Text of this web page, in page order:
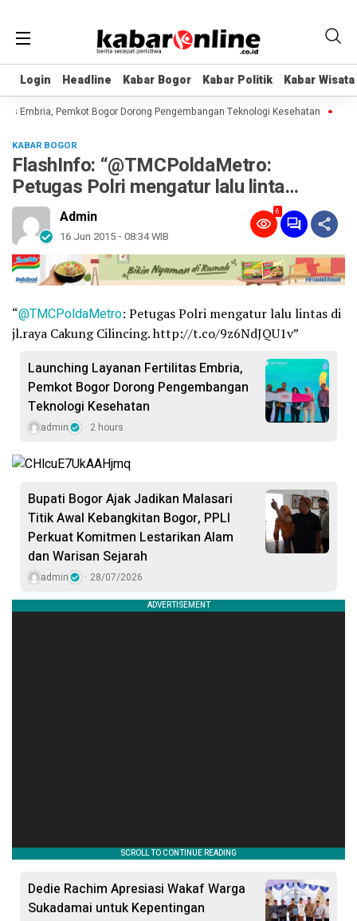
Login Headline Kabar Bogor Kabar Politik Kabar Wisata
Login Headline Kabar Bogor Kabar Politik Kabar Wisata
Embria, Pemkot Bogor Dorong Pengembangan Teknologi Kesehatan
KABAR BOGOR
FlashInfo: “@TMCPoldaMetro:
Petugas Polri mengatur lalu linta…
Admin
16 Jun 2015 - 08:34 WIB
6
“@TMCPoldaMetro: Petugas Polri mengatur lalu lintas di
jl.raya Cakung Cilincing. http://t.co/9z6NdJQU1v”
Launching Layanan Fertilitas Embria,
Pemkot Bogor Dorong Pengembangan
Teknologi Kesehatan
admin 2 hours
Bupati Bogor Ajak Jadikan Malasari
Titik Awal Kebangkitan Bogor, PPLI
Perkuat Komitmen Lestarikan Alam
dan Warisan Sejarah
admin 28/07/2026
Dedie Rachim Apresiasi Wakaf Warga
Sukadamai untuk Kepentingan